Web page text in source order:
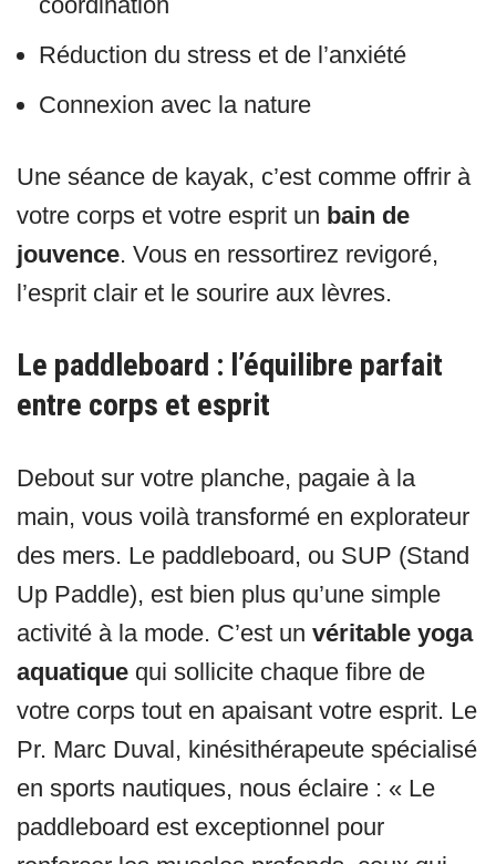
Réduction du stress et de l’anxiété
Connexion avec la nature
Une séance de kayak, c’est comme offrir à
votre corps et votre esprit un bain de
jouvence. Vous en ressortirez revigoré,
l’esprit clair et le sourire aux lèvres.
Le paddleboard : l’équilibre parfait
entre corps et esprit
Debout sur votre planche, pagaie à la
main, vous voilà transformé en explorateur
des mers. Le paddleboard, ou SUP (Stand
Up Paddle), est bien plus qu’une simple
activité à la mode. C’est un véritable yoga
aquatique qui sollicite chaque fibre de
votre corps tout en apaisant votre esprit. Le
Pr. Marc Duval, kinésithérapeute spécialisé
en sports nautiques, nous éclaire : « Le
paddleboard est exceptionnel pour